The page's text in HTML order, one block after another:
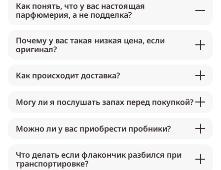
Как понять, что у вас настоящая
парфюмерия, а не подделка?
Почему у вас такая низкая цена, если
оригинал?
Как происходит доставка?
Могу ли я послушать запах перед покупкой?
Можно ли у вас приобрести пробники?
Что делать если флакончик разбился при
транспортировке?